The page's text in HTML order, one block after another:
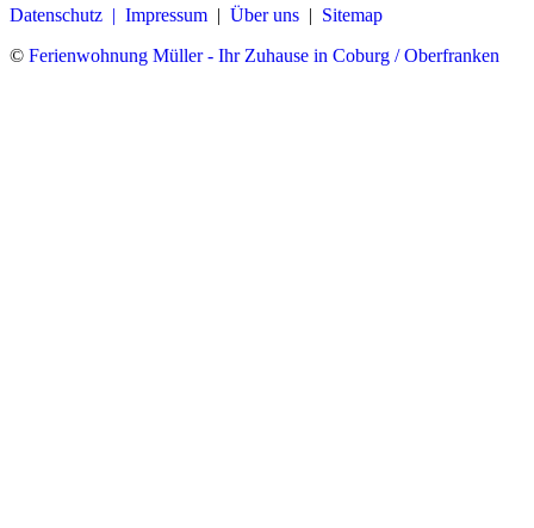
Datenschutz | Impressum | Über uns | Sitemap
© Ferienwohnung Müller - Ihr Zuhause in Coburg / Oberfranken